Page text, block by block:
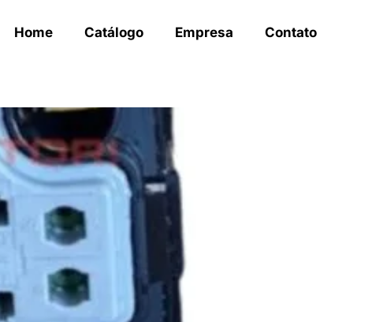
Home Catálogo Empresa Contato